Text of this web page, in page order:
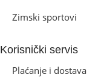
Zimski sportovi
Korisnički servis
Plaćanje i dostava